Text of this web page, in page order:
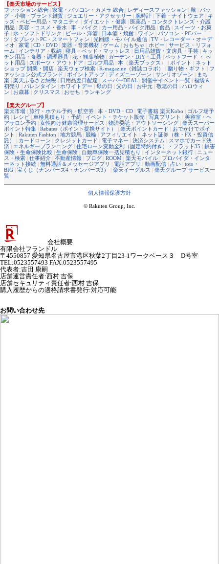
【楽天市場のサービス】
ファッション 総合 | 家電・パソコン・カメラ 総合 | レディースファッション | 靴 | バッ
グ・小物・ブランド雑貨 | ジュエリー・アクセサリー | 腕時計 | 下着・ナイトウェア | キ
ッズ・ベビー用品・マタニティ | ダイエット・健康 | 医薬品・コンタクトレンズ・介護
用品 | 美容・コスメ・香水 | 車・バイク | カー用品・バイク用品 | 食品 | スイーツ・お菓
子 | 水・ソフトドリンク | ビール・洋酒 | 日本酒・焼酎 | ワイン | パソコン・PCパー
ツ | タブレットPC・スマートフォン | 光回線・モバイル通信 | TV・レコーダー・オーデ
ィオ | 家電 | CD・DVD | 楽器・音楽機材 | ゲーム | おもちゃ | ホビー | サービス・リフォ
ーム | インテリア・収納 | 寝具・ベッド・マットレス | 日用品雑貨・文房具・手芸 | キッ
チン用品・食器・調理器具 | 花・観葉植物 | ガーデン・DIY・工具 | ペットフード ・ ペ
ット用品 | スポーツ・アウトドア | ゴルフ用品 | 本 （楽天ブックス ） | ポイント | ネット
ショップ 開業・開店 | 楽天ウェブ検索 | R-magazine（雑誌コラボ） | 贈り物・ギフト | フ
ァッション公式ブランド | ポイントアップ| ディズニーゾーン | サンリオゾーン | まち
楽 | 楽天ふるさと納税 | 日用品翌日配達 | スーパーDEAL | 開催中イベント一覧 | 福袋＆
初売り | バレンタイン | ホワイトデー | 母の日 | 父の日 | お中元 | 敬老の日 | ハロウィ
ン | お歳暮 | クリスマス | おせち | ランキング
【楽天グループ】
楽天市場 | 旅行・ホテル予約・航空券 | 本・DVD・CD | 電子書籍 楽天Kobo | ゴルフ場予
約 | レシピ | 車検見積もり・予約 | イベント・チケット販売 | 写真プリント | 美容室・ヘ
アサロン予約 | 女性向け健康管理サービス | 物流委託・アウトソーシング | 楽天スーパー
ポイント特集 | Rebates（ポイント提携サイト） | 楽天ポイントカード | おでかけでポイ
ント | Rakuten Fashion | 地方競馬 | 競輪 | アフィリエイト | ネット証券（株・FX・投資信
託）
| カードローン | クレジットカード | 電子マネー | 決済システム | スマホでカード決
済 | エネルギープランニング | 住宅ローン変動金利（固定特約付き）・フラット35 | 損害
保険・生命保険比較 | 生命保険 | 自動車保険一括見積もり | インターネット銀行 | ニュー
ス・検索 | 仕事紹介 | 不動産情報 | ブログ | ROOM | 楽天モバイル | プロバイダ・インタ
ーネット接続 | 無料通話＆メッセージアプリ | 電話アプリ | 動画配信 | 占い | toto・
BIG | 宝くじ（ナンバーズ4・ナンバーズ3） | 楽天イーグルス | 楽天グループ サービス一
覧
個人情報保護方針
© Rakuten Group, Inc.
会社概要
有限会社フランドル
〒4550857 愛知県名古屋市港区秋葉2丁目23-1ワークベース３ D号室
TEL:0523557493 FAX:0523557495
代表者:吉田 康嗣
店舗運営責任者:西村 吉保
店舗セキュリティ責任者:西村 吉保
購入履歴からの適格請求書発行:対応可能
お問い合わせ先